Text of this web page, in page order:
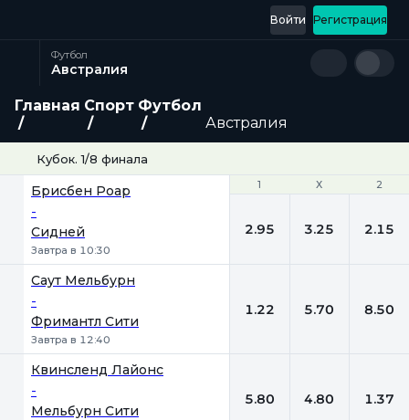
Регистрация
Войти
Футбол
Австралия
Главная Спорт Футбол
Австралия
Кубок. 1/8 финала
1 Х 2
Брисбен Роар
-
Сидней
Завтра в 10:30
1 Х 2
2.95 3.25 2.15
Саут Мельбурн
-
Фримантл Сити
Завтра в 12:40
1.22 5.70 8.50
Квинсленд Лайонc
-
Мельбурн Сити
5.80 4.80 1.37